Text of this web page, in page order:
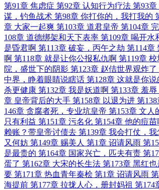
第91章 焦虑症 第92章 认知行为疗法 第93
谋，钓鱼战术 第98章 你打你的，我打我的
章 大家一起爽 第103章 道君皇帝 第104章
108章 道德绑架和天下表率 第109章 喝开水
是昏君啊 第113章 破妄，丙午之劫 第114章
啊 第118章 就是让你公报私仇啊 第119章
院，盛世下的阴影 第123章 赵佶世界观炸了
中界，睁着眼睛说瞎话 第128章 这就是你说
杀更健康 第132章 我是妖道啊 第133章 羞
章 皇帝背后的大手 第158章 以退为进 第
146章 贪腐者死，专业坑皇帝 第153章 文人
只有利益 第151章 污名化 第154章 他的痘苗
赖账？带皇帝讨债去 第139章 我会打仗，
又何妨 第149章 赐美人 第1章 诏请风雨 第
是最贵的 第164章 国家兴亡，匹夫有责 第
蛋了 第162章 大宋的长生法 第173章 黑红
要 第171章 热血青年秦桧 第1章 诏请风雨
海提前 第177章 拉拢人心，册封妈祖 第174